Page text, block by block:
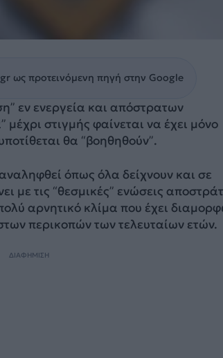
ως προτεινόμενη πηγή στην Google
εν ενεργεία και απόστρατων
στιγμής φαίνεται να έχει μόνο
θα “βοηθηθούν”.
όπως όλα δείχνουν και σε
με τις “θεσμικές” ενώσεις
αρνητικό κλίμα που έχει
περικοπών των τελευταίων ετών.
ΔΙΑΦΗΜΙΣΗ